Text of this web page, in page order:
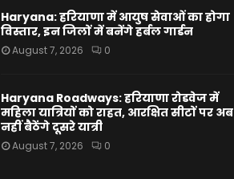
Haryana: हरियाणा में आयुष सेवाओं का होगा
विस्तार, इन जिलों में बनेंगे हर्बल गार्डन
August 7, 2026 0
Haryana Roadways: हरियाणा रोडवेज में
महिला यात्रियों को राहत, आरक्षित सीटों पर अब
नहीं बैठेंगे दूसरे यात्री
August 7, 2026 0